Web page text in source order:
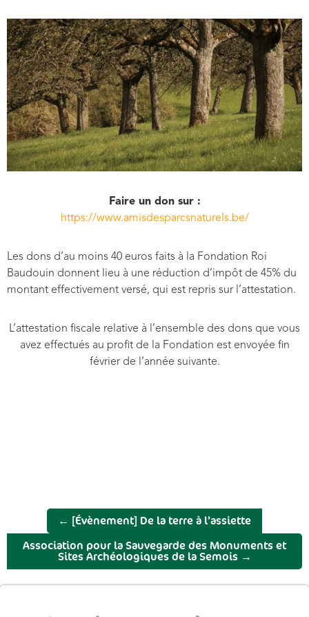
Faire un don sur :
https://www.amisdesparcsnaturels.be/
Les dons d’au moins 40 euros faits à la Fondation Roi
Baudouin donnent lieu à une réduction d’impôt de 45% du
montant effectivement versé, qui est repris sur l’attestation.
L’attestation fiscale relative à l’ensemble des dons que vous
avez effectués au profit de la Fondation est envoyée fin
février de l’année suivante.
← [Évènement] De la terre à l’assiette
Association pour la Sauvegarde des Monuments et
Sites Archéologiques de la Semois →